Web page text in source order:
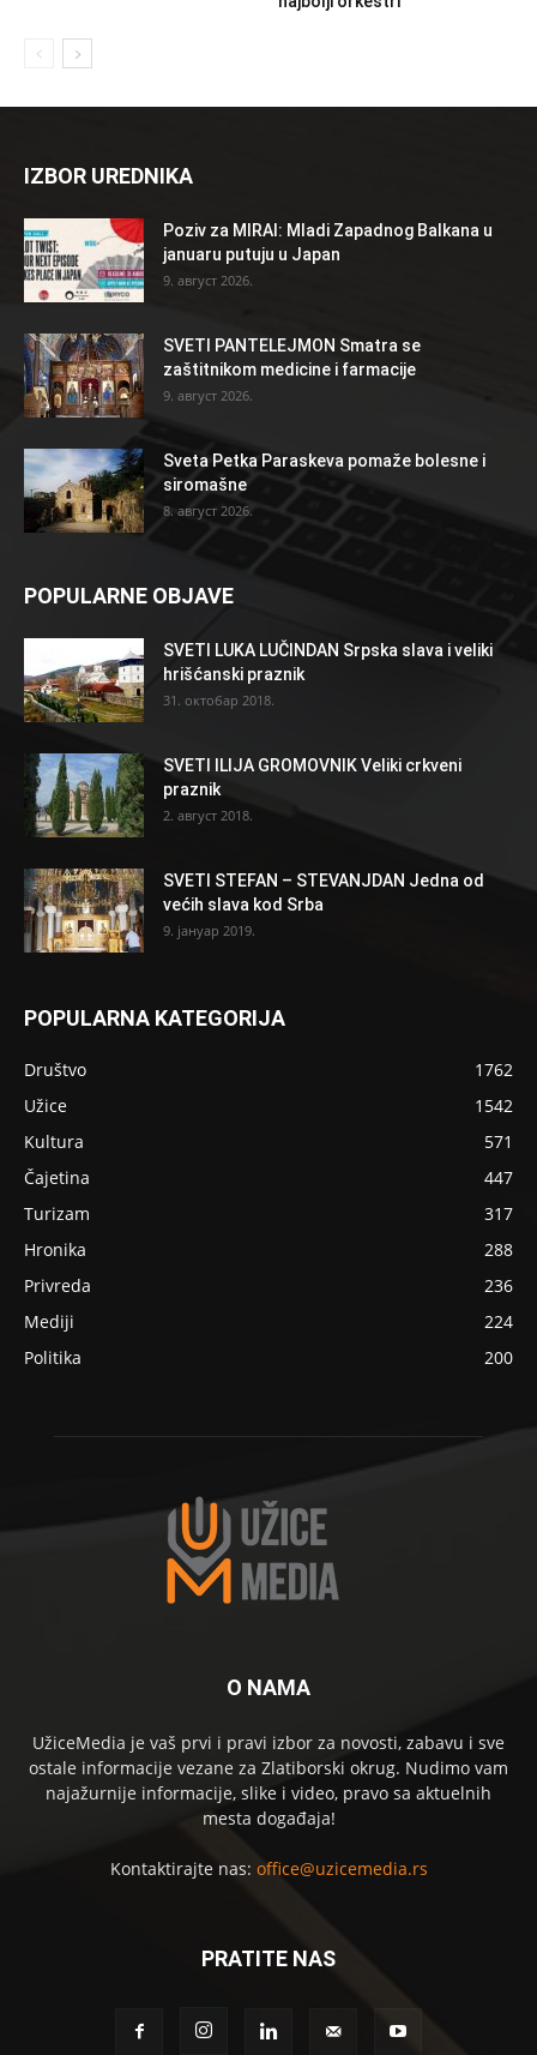
IZBOR UREDNIKA
Poziv za MIRAI: Mladi Zapadnog Balkana u
januaru putuju u Japan
9. август 2026.
SVETI PANTELEJMON Smatra se
zaštitnikom medicine i farmacije
9. август 2026.
Sveta Petka Paraskeva pomaže bolesne i
siromašne
8. август 2026.
POPULARNE OBJAVE
SVETI LUKA LUČINDAN Srpska slava i veliki
hrišćanski praznik
31. октобар 2018.
SVETI ILIJA GROMOVNIK Veliki crkveni
praznik
2. август 2018.
SVETI STEFAN – STEVANJDAN Jedna od
većih slava kod Srba
9. јануар 2019.
POPULARNA KATEGORIJA
Društvo
1762
Užice
1542
Kultura
571
Čajetina
447
Turizam
317
Hronika
288
Privreda
236
Mediji
224
Politika
200
O NAMA
UžiceMedia je vaš prvi i pravi izbor za novosti, zabavu i sve
ostale informacije vezane za Zlatiborski okrug. Nudimo vam
najažurnije informacije, slike i video, pravo sa aktuelnih
mesta događaja!
Kontaktirajte nas: office@uzicemedia.rs
PRATITE NAS